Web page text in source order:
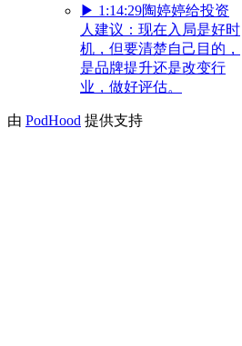
▶ 1:14:29陶婷婷给投资
人建议：现在入局是好时
机，但要清楚自己目的，
是品牌提升还是改变行
业，做好评估。
由 PodHood 提供支持